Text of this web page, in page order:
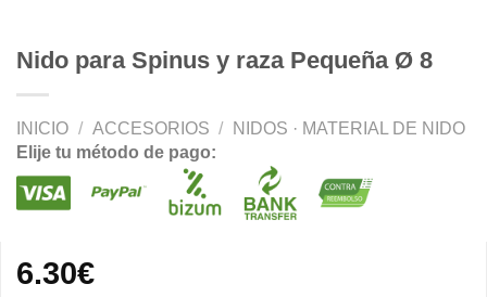
Nido para Spinus y raza Pequeña Ø 8
INICIO / ACCESORIOS /
NIDOS · MATERIAL DE NIDO
Elije tu método de pago:
6.30€